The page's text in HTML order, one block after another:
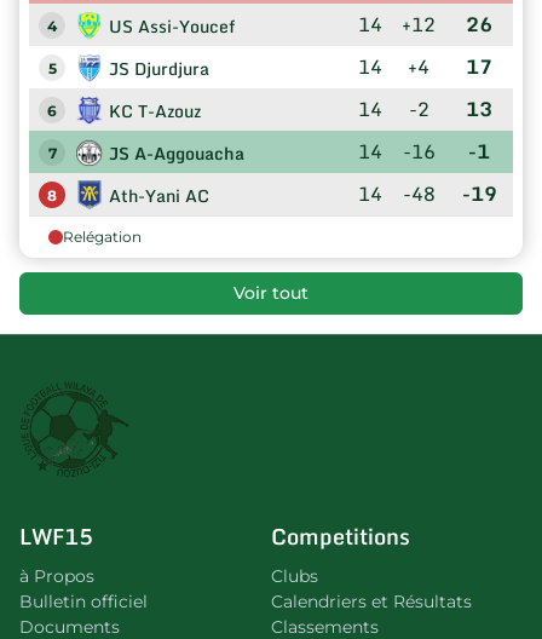
4 US Assi-Youcef 14 +12 26
5 JS Djurdjura 14 +4 17
6 KC T-Azouz 14 -2 13
7 JS A-Aggouacha 14 -16 -1
8 Ath-Yani AC 14 -48 -19
Relégation
Voir tout
LWF15
à Propos
Bulletin officiel
Documents
Competitions
Clubs
Calendriers et Résultats
Classements